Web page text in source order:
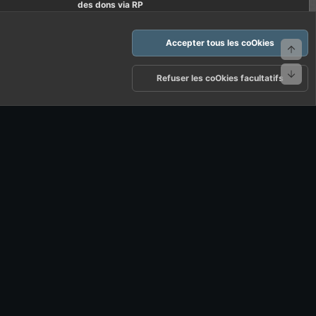
des dons via RP
Politique de confidentialité Aide
R
S
Accepter tous les coOkies
Refuser les coOkies facultatifs